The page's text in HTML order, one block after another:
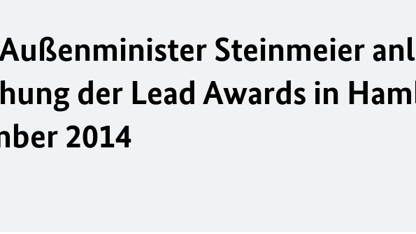
Steinmeier
der Lead Awards in
2014